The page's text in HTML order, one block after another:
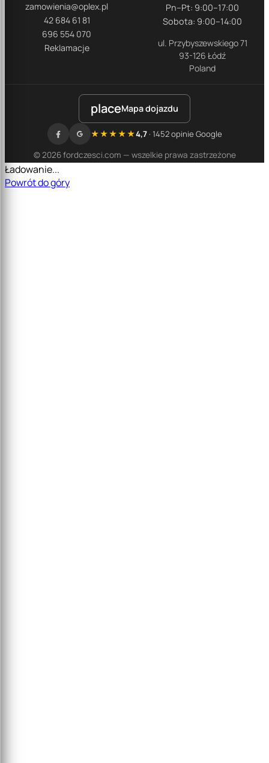
zamowienia@oplex.pl
42 684 61 81
696 554 070
Reklamacje
Pn–Pt: 9:00–17:00
Sobota: 9:00–14:00
ul. Przybyszewskiego 71
93-126 Łódź
Poland
placeMapa dojazdu
© 2026 fordczesci.com — wszelkie prawa zastrzeżone
★★★★★4,7· 1452 opinie Google
Ładowanie...
Powrót do góry